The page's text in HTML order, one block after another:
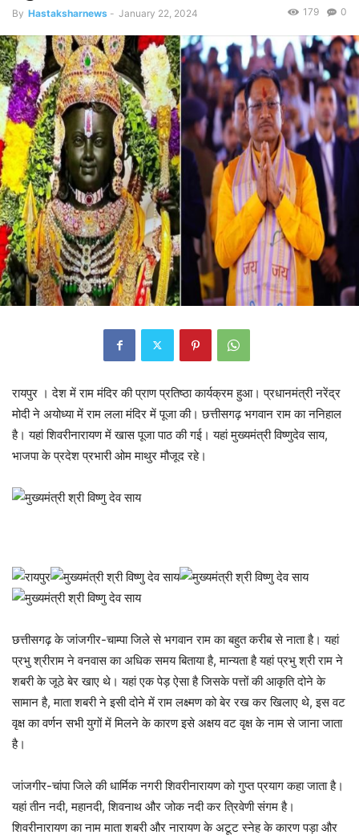
By Hastaksharnews - January 22, 2024 0
179
रायपुर । देश में राम मंदिर की प्राण प्रतिष्ठा कार्यक्रम हुआ। प्रधानमंत्री नरेंद्र
मोदी ने अयोध्या में राम लला मंदिर में पूजा की। छत्तीसगढ़ भगवान राम का ननिहाल
है। यहां शिवरीनारायण में खास पूजा पाठ की गई। यहां मुख्यमंत्री विष्णुदेव साय,
भाजपा के प्रदेश प्रभारी ओम माथुर मौजूद रहे।
छत्तीसगढ़ के जांजगीर-चाम्पा जिले से भगवान राम का बहुत करीब से नाता है। यहां
प्रभु श्रीराम ने वनवास का अधिक समय बिताया है, मान्यता है यहां प्रभु श्री राम ने
शबरी के जूठे बेर खाए थे। यहां एक पेड़ ऐसा है जिसके पत्तों की आकृति दोने के
सामान है, माता शबरी ने इसी दोने में राम लक्ष्मण को बेर रख कर खिलाए थे, इस वट
वृक्ष का वर्णन सभी युगों में मिलने के कारण इसे अक्षय वट वृक्ष के नाम से जाना जाता
है।
जांजगीर-चांपा जिले की धार्मिक नगरी शिवरीनारायण को गुप्त प्रयाग कहा जाता है।
यहां तीन नदी, महानदी, शिवनाथ और जोक नदी कर त्रिवेणी संगम है।
शिवरीनारायण का नाम माता शबरी और नारायण के अटूट स्नेह के कारण पड़ा और